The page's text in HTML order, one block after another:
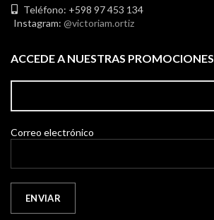
Teléfono: +598 97 453 134
Instagram: @victoriam.ortiz
ACCEDE A NUESTRAS PROMOCIONES
Correo electrónico